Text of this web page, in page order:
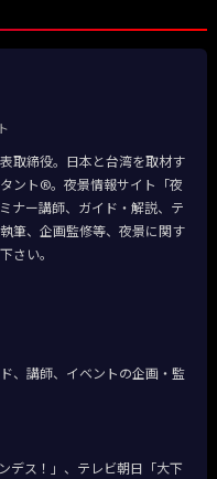
取締役。日本と台湾を取材す
ント®。夜景情報サイト「夜
ナー講師、ガイド・解説、テ
筆、企画監修等、夜景に関す
さい。
、講師、イベントの企画・監
デス！」、テレビ朝日「大下